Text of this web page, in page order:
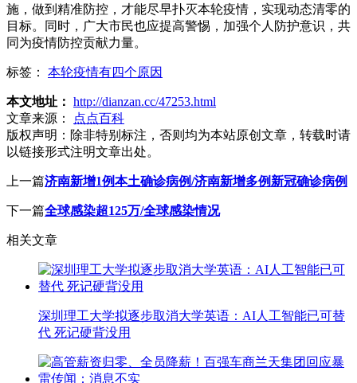
施，做到精准防控，才能尽早扑灭本轮疫情，实现动态清零的
目标。同时，广大市民也应提高警惕，加强个人防护意识，共
同为疫情防控贡献力量。
标签： 本轮疫情有四个原因
本文地址： http://dianzan.cc/47253.html
文章来源：
点点百科
版权声明： 除非特别标注，否则均为本站原创文章，转载时请
以链接形式注明文章出处。
上一篇济南新增1例本土确诊病例/济南新增多例新冠确诊病例
下一篇全球感染超125万/全球感染情况
相关文章
深圳理工大学拟逐步取消大学英语：AI人工智能已可替
代 死记硬背没用